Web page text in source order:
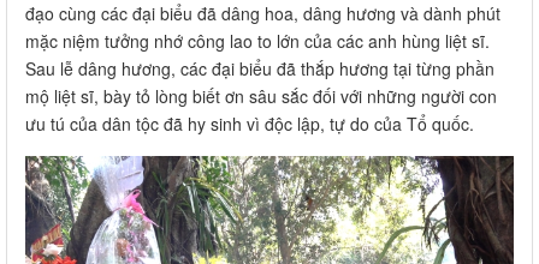
đạo cùng các đại biểu đã dâng hoa, dâng hương và dành phút
mặc niệm tưởng nhớ công lao to lớn của các anh hùng liệt sĩ.
Sau lễ dâng hương, các đại biểu đã thắp hương tại từng phần
mộ liệt sĩ, bày tỏ lòng biết ơn sâu sắc đối với những người con
ưu tú của dân tộc đã hy sinh vì độc lập, tự do của Tổ quốc.